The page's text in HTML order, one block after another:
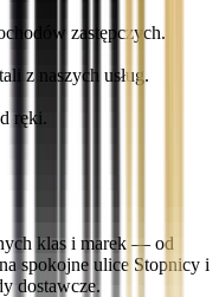
zastępczych.
z naszych usług.
ręki.
klas i marek — od
spokojne ulice Stopnicy i
dostawcze.